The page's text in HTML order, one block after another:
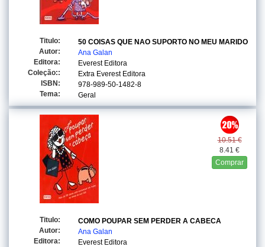
Titulo:
50 COISAS QUE NAO SUPORTO NO MEU MARIDO
Autor:
Ana Galan
Editora:
Everest Editora
Coleção::
Extra Everest Editora
ISBN:
978-989-50-1482-8
Tema:
Geral
10.51 €
8.41 €
Comprar
Titulo:
COMO POUPAR SEM PERDER A CABECA
Autor:
Ana Galan
Editora:
Everest Editora